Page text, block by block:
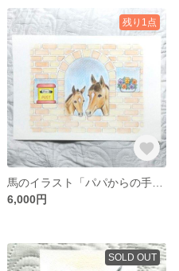
残り1点
6,000円
SOLD OUT